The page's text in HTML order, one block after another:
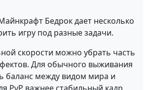
Бедрок дает несколько
игру под разные задачи.
скорости можно убрать часть
Для обычного выживания
баланс между видом мира и